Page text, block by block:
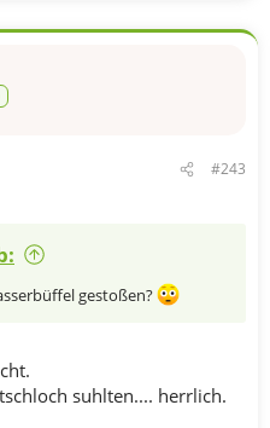
#243
gestoßen?
suhlten.... herrlich.